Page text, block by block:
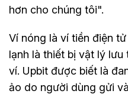
hơn cho chúng tôi".
Ví nóng là ví tiền điện
lạnh là thiết bị vật lý
ví. Upbit được biết là
ảo do người dùng gửi